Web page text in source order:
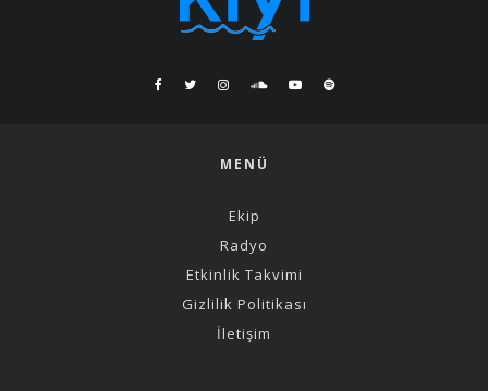
MENÜ
Ekip
Radyo
Etkinlik Takvimi
Gizlilik Politikası
İletişim